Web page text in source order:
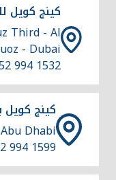
كينج كويل
Third - Al
- Dubai
994 1532
كينج
Dhabi
994 1599